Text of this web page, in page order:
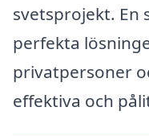
svetsprojekt. En
perfekta
privatpersoner
effektiva och